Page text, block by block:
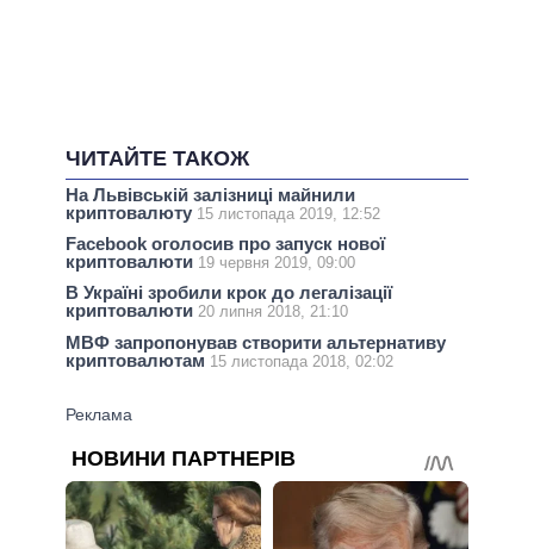
ЧИТАЙТЕ ТАКОЖ
На Львівській залізниці майнили
криптовалюту 15 листопада 2019, 12:52
Facebook оголосив про запуск нової
криптовалюти 19 червня 2019, 09:00
В Україні зробили крок до легалізації
криптовалюти 20 липня 2018, 21:10
МВФ запропонував створити альтернативу
криптовалютам 15 листопада 2018, 02:02